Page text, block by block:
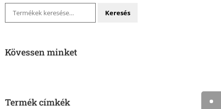
Keresés
Keresés
Kövessen minket
Termék címkék